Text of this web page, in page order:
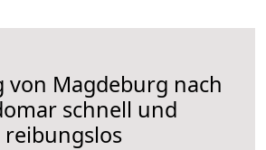
von Magdeburg nach
schnell und
reibungslos